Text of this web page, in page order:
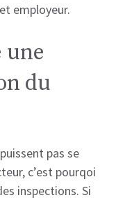
employeur.
une
du
pas se
c’est pourqoi
inspections. Si